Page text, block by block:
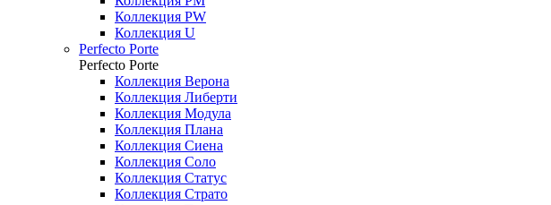
Коллекция PW
Коллекция U
Perfecto Porte
Perfecto Porte
Коллекция Верона
Коллекция Либерти
Коллекция Модула
Коллекция Плана
Коллекция Сиена
Коллекция Соло
Коллекция Статус
Коллекция Страто